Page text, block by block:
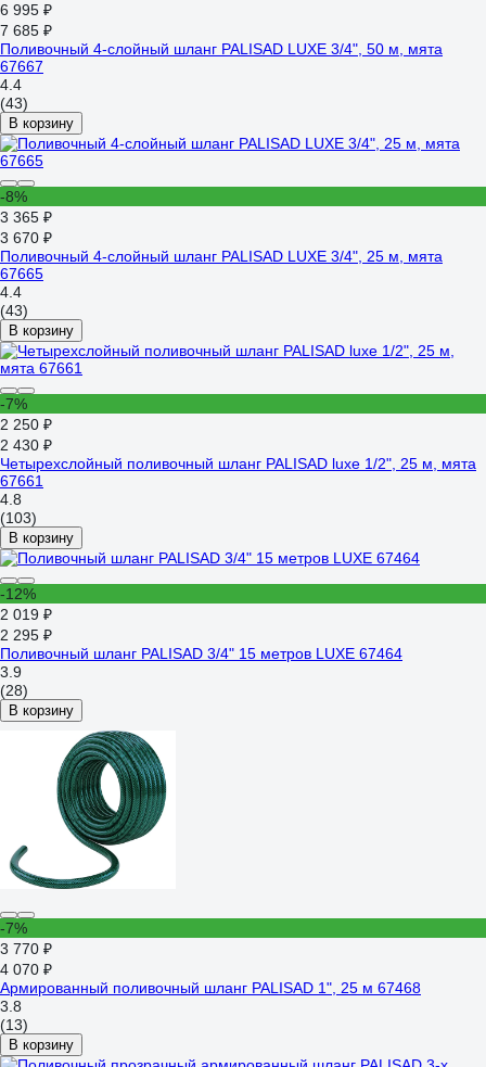
6 995 ₽
7 685 ₽
Поливочный 4-слойный шланг PALISAD LUXE 3/4", 50 м, мята
67667
4.4
(43)
В корзину
-8%
3 365 ₽
3 670 ₽
Поливочный 4-слойный шланг PALISAD LUXE 3/4", 25 м, мята
67665
4.4
(43)
В корзину
-7%
2 250 ₽
2 430 ₽
Четырехслойный поливочный шланг PALISAD luxe 1/2", 25 м, мята
67661
4.8
(103)
В корзину
-12%
2 019 ₽
2 295 ₽
Поливочный шланг PALISAD 3/4" 15 метров LUXE 67464
3.9
(28)
В корзину
-7%
3 770 ₽
4 070 ₽
Армированный поливочный шланг PALISAD 1", 25 м 67468
3.8
(13)
В корзину